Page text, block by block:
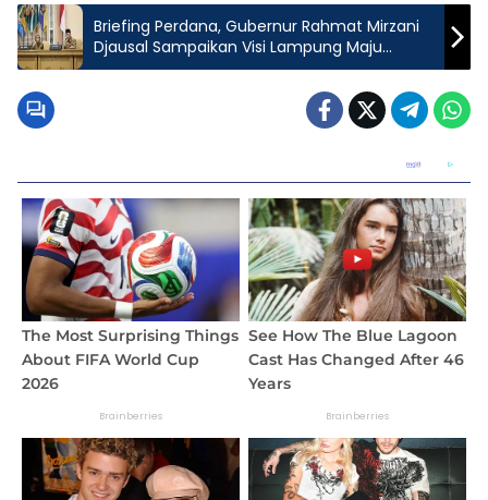
Briefing Perdana, Gubernur Rahmat Mirzani
Djausal Sampaikan Visi Lampung Maju
Menuju Indonesia Emas dan 18 Program